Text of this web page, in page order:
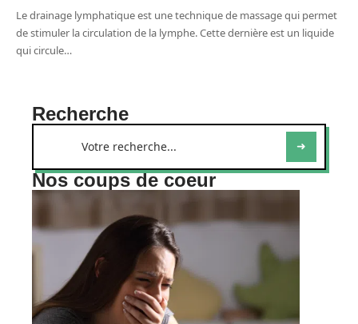
Le drainage lymphatique est une technique de massage qui permet
de stimuler la circulation de la lymphe. Cette dernière est un liquide
qui circule…
Recherche
Nos coups de coeur